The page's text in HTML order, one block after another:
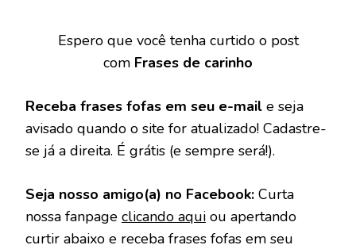
Espero que você tenha curtido o post
com Frases de carinho
Receba frases fofas em seu e-mail e seja
avisado quando o site for atualizado! Cadastre-
se já a direita. É grátis (e sempre será!).
Seja nosso amigo(a) no Facebook: Curta
nossa fanpage clicando aqui ou apertando
curtir abaixo e receba frases fofas em seu